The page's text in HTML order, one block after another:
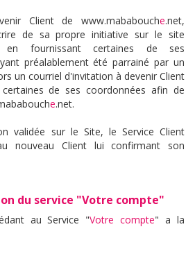
Client de www.mababouche.net,
de sa propre initiative sur le site
en fournissant certaines de ses
préalablement été parrainé par un
un courriel d'invitation à devenir Client
de ses coordonnées afin de
e.net.
validée sur le Site, le Service Client
nouveau Client lui confirmant son
du service "Votre compte"
au Service "Votre compte" a la